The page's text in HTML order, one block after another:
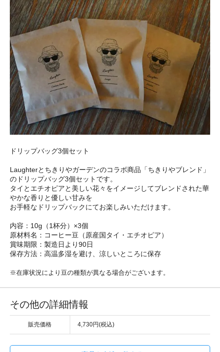
ドリップバッグ3個セット
Laughterとちきりやガーデンのコラボ商品「ちきりやブレンド」
のドリップバッグ3個セットです。
タイとエチオピアと美しい花々をイメージしてブレンドされた華
やかな香りと優しい甘みを
お手軽なドリップバックにてお楽しみいただけます。
内容：10g（1杯分）×3個
原材料名：コーヒー豆（原産国タイ・エチオピア）
賞味期限：製造日より90日
保存方法：高温多湿を避け、涼しいところに保存
※在庫状況により豆の種類が異なる場合がございます。
その他の詳細情報
販売価格 4,730円(税込)